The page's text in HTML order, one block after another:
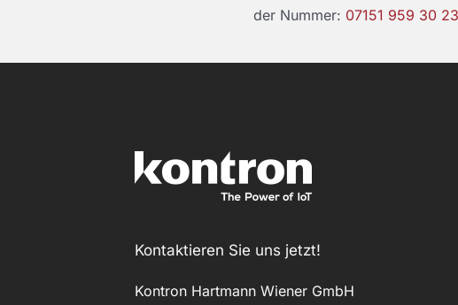
der Nummer: 07151 959 30 23
Kontaktieren Sie uns jetzt!
Kontron Hartmann Wiener GmbH